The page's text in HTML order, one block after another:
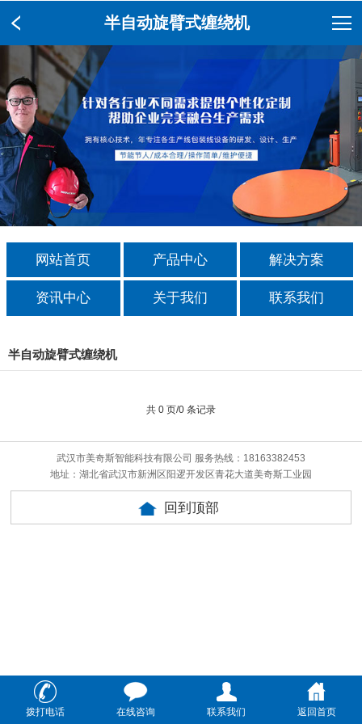
半自动旋臂式缠绕机
网站首页 产品中心 解决方案
资讯中心 关于我们 联系我们
半自动旋臂式缠绕机
共 0 页/0 条记录
武汉市美奇斯智能科技有限公司 服务热线：18163382453
地址：湖北省武汉市新洲区阳逻开发区青花大道美奇斯工业园
回到顶部
拨打电话 在线咨询 联系我们 返回首页